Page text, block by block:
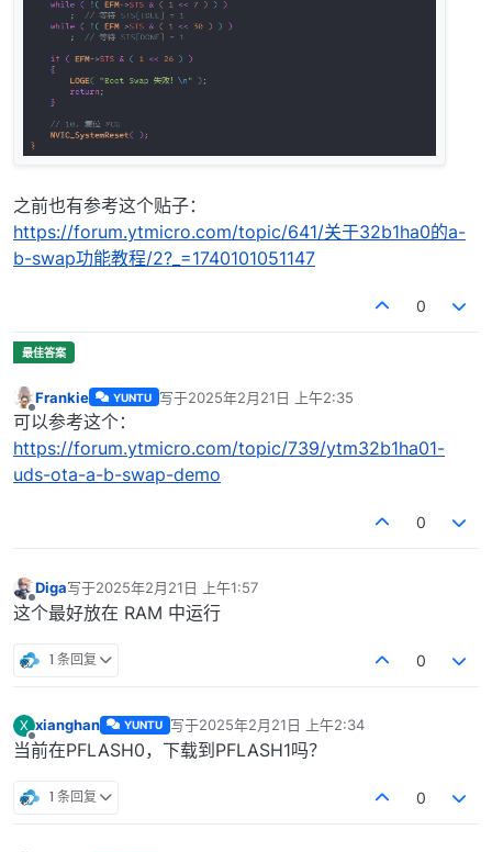
之前也有参考这个贴子：
https://forum.ytmicro.com/topic/641/关于32b1ha0的a-
b-swap功能教程/2?_=1740101051147
0
离线
Frankie YUNTU 写于2025年2月21日 上午2:35
最后由 编辑
可以参考这个：
https://forum.ytmicro.com/topic/739/ytm32b1ha01-
uds-ota-a-b-swap-demo
0
离线
Diga写于2025年2月21日 上午1:57
最后由 编辑
这个最好放在 RAM 中运行
1 条回复 0
X
离线
xianghan YUNTU 写于2025年2月21日 上午2:34
最后由 编辑
当前在PFLASH0，下载到PFLASH1吗？
1 条回复 0